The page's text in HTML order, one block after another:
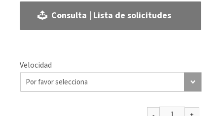
Consulta | Lista de solicitudes
Velocidad